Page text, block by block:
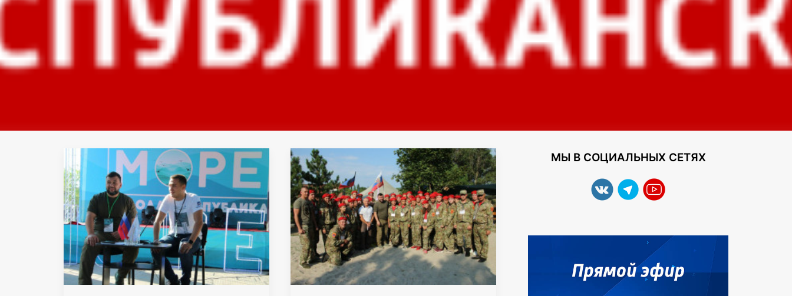
МЫ В СОЦИАЛЬНЫХ СЕТЯХ